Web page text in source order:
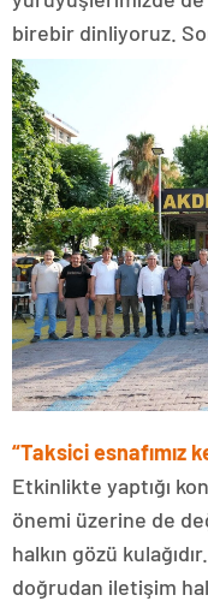
birebir dinliyoruz.
“Taksici esnafımız
Etkinlikte yaptığı
önemi üzerine de
halkın gözü
doğrudan iletişim